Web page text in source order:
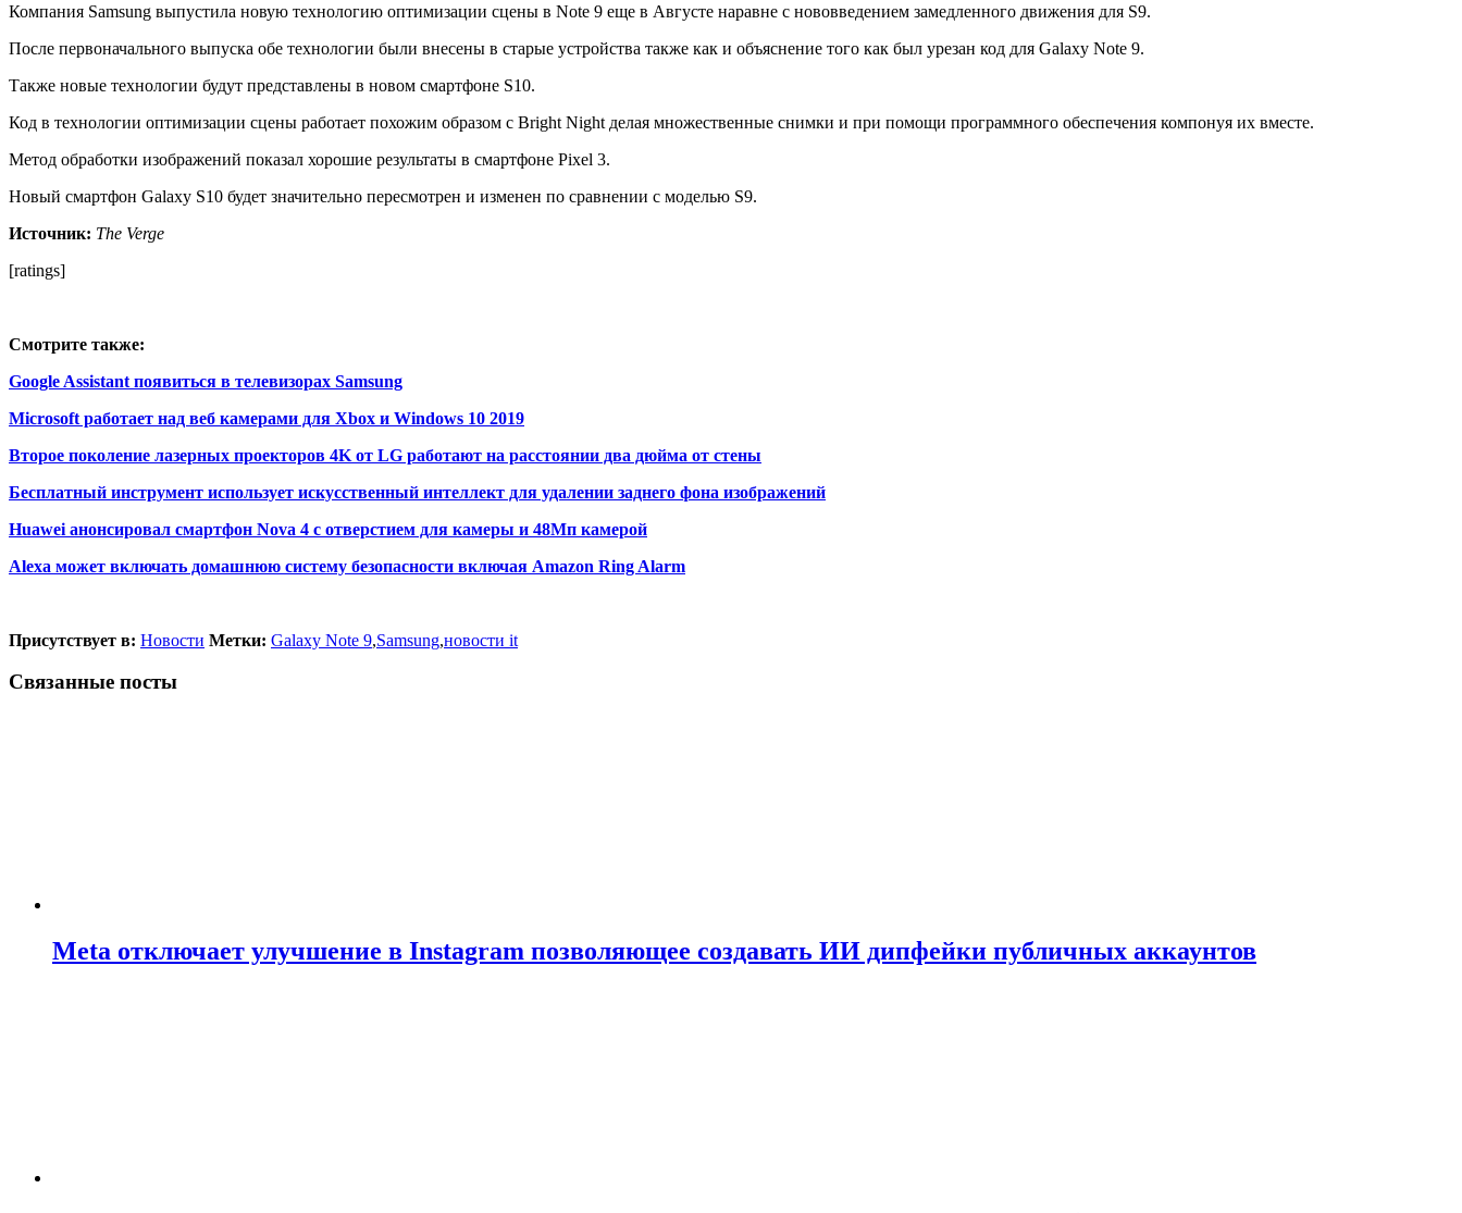
Компания Samsung выпустила новую технологию оптимизации сцены в Note 9 еще в Августе наравне с нововведением замедленного движения для S9.
После первоначального выпуска обе технологии были внесены в старые устройства также как и объяснение того как был урезан код для Galaxy Note 9.
Также новые технологии будут представлены в новом смартфоне S10.
Код в технологии оптимизации сцены работает похожим образом с Bright Night делая множественные снимки и при помощи программного обеспечения компонуя их вместе.
Метод обработки изображений показал хорошие результаты в смартфоне Pixel 3.
Новый смартфон Galaxy S10 будет значительно пересмотрен и изменен по сравнении с моделью S9.
Источник: The Verge
[ratings]
Смотрите также:
Google Assistant появиться в телевизорах Samsung
Microsoft работает над веб камерами для Xbox и Windows 10 2019
Второе поколение лазерных проекторов 4K от LG работают на расстоянии два дюйма от стены
Бесплатный инструмент использует искусственный интеллект для удалении заднего фона изображений
Huawei анонсировал смартфон Nova 4 с отверстием для камеры и 48Мп камерой
Alexa может включать домашнюю систему безопасности включая Amazon Ring Alarm
Присутствует в: Новости Метки: Galaxy Note 9,Samsung,новости it
Связанные посты
Meta отключает улучшение в Instagram позволяющее создавать ИИ дипфейки публичных аккаунтов